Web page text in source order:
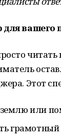
вашего
Этот
или